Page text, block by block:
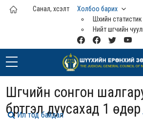
Үндсэн агуулга руу шилжих
Санал, хүсэлт
Холбоо барих
Шүүхийн статистик
Нийт шүүгчийн
Шүүгчийн сонгон
бүртгэл дуусахад 1 өдөр
Ил тод байдал